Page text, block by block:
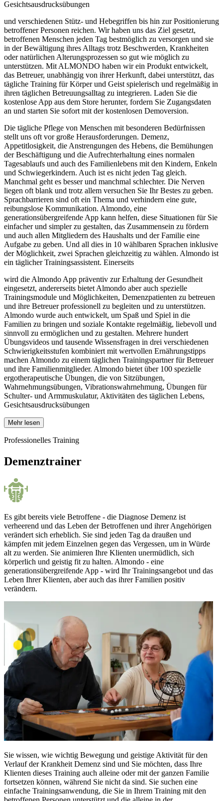
Gesichtsausdrucksübungen
und verschiedenen Stütz- und Hebegriffen bis hin zur Positionierung
betroffener Personen reichen. Wir haben uns das Ziel gesetzt,
betroffenen Menschen jeden Tag bestmöglich zu versorgen und sie
in der Bewältigung ihres Alltags trotz Beschwerden, Krankheiten
oder natürlichen Alterungsprozessen so gut wie möglich zu
unterstützen. Mit ALMONDO haben wir ein Produkt entwickelt,
das Betreuer, unabhängig von ihrer Herkunft, dabei unterstützt, das
tägliche Training für Körper und Geist spielerisch und regelmäßig in
ihren täglichen Betreuungsalltag zu integrieren. Laden Sie die
kostenlose App aus dem Store herunter, fordern Sie Zugangsdaten
an und starten Sie sofort mit der kostenlosen Demoversion.
Die tägliche Pflege von Menschen mit besonderen Bedürfnissen
stellt uns oft vor große Herausforderungen. Demenz,
Appetitlosigkeit, die Anstrengungen des Hebens, die Bemühungen
der Beschäftigung und die Aufrechterhaltung eines normalen
Tagesablaufs und auch des Familienlebens mit den Kindern, Enkeln
und Schwiegerkindern. Auch ist es nicht jeden Tag gleich.
Manchmal geht es besser und manchmal schlechter. Die Nerven
liegen oft blank und trotz allem versuchen Sie Ihr Bestes zu geben.
Sprachbarrieren sind oft ein Thema und verhindern eine gute,
reibungslose Kommunikation. Almondo, eine
generationsübergreifende App kann helfen, diese Situationen für Sie
einfacher und simpler zu gestalten, das Zusammensein zu fördern
und auch allen Mitgliedern des Haushalts und der Familie eine
Aufgabe zu geben. Und all dies in 10 wählbaren Sprachen inklusive
der Möglichkeit, zwei Sprachen gleichzeitig zu wählen. Almondo ist
ein täglicher Trainingsassistent. Einerseits
wird die Almondo App präventiv zur Erhaltung der Gesundheit
eingesetzt, andererseits bietet Almondo aber auch spezielle
Trainingsmodule und Möglichkeiten, Demenzpatienten zu betreuen
und ihre Betreuer professionell zu begleiten und zu unterstützen.
Almondo wurde auch entwickelt, um Spaß und Spiel in die
Familien zu bringen und soziale Kontakte regelmäßig, liebevoll und
sinnvoll zu ermöglichen und zu gestalten. Mehrere hundert
Übungsvideos und tausende Wissensfragen in drei verschiedenen
Schwierigkeitsstufen kombiniert mit wertvollen Ernährungstipps
machen Almondo zu einem täglichen Trainingspartner für Betreuer
und ihre Familienmitglieder. Almondo bietet über 100 spezielle
ergotherapeutische Übungen, die von Sitzübungen,
Wahrnehmungsübungen, Vibrationswahrnehmung, Übungen für
Schulter- und Armmuskulatur, Aktivitäten des täglichen Lebens,
Gesichtsausdrucksübungen
Mehr lesen
Professionelles Training
Demenztrainer
Es gibt bereits viele Betroffene - die Diagnose Demenz ist
verheerend und das Leben der Betroffenen und ihrer Angehörigen
verändert sich erheblich. Sie sind jeden Tag da draußen und
kämpfen mit jedem Einzelnen gegen das Vergessen, um in Würde
alt zu werden. Sie animieren Ihre Klienten unermüdlich, sich
körperlich und geistig fit zu halten. Almondo - eine
generationsübergreifende App - wird Ihr Trainingsangebot und das
Leben Ihrer Klienten, aber auch das ihrer Familien positiv
verändern.
Sie wissen, wie wichtig Bewegung und geistige Aktivität für den
Verlauf der Krankheit Demenz sind und Sie möchten, dass Ihre
Klienten dieses Training auch alleine oder mit der ganzen Familie
fortsetzen können, während Sie nicht da sind. Sie suchen eine
einfache Trainingsanwendung, die Sie in Ihrem Training mit den